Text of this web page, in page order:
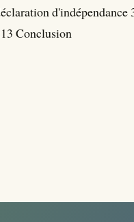
Conclusion